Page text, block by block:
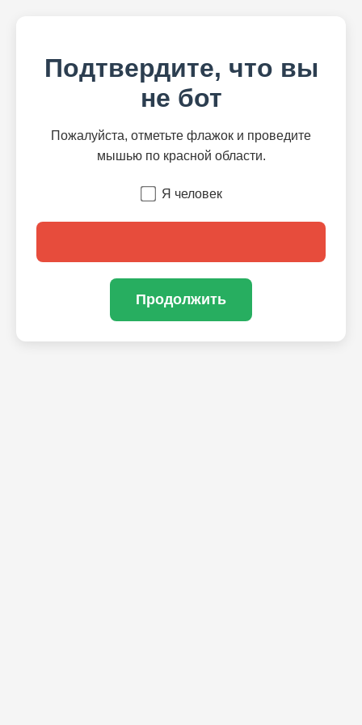
Подтвердите, что вы
не бот
Пожалуйста, отметьте флажок и проведите
мышью по красной области.
Я человек
Продолжить